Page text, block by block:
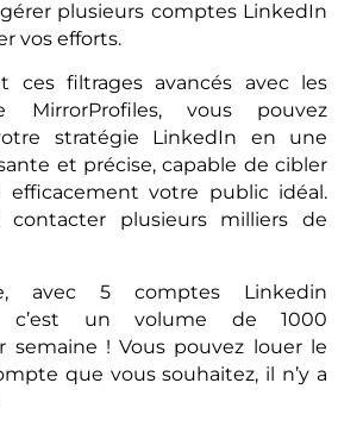
plusieurs comptes LinkedIn
vos efforts.
ces filtrages avancés avec les
MirrorProfiles, vous pouvez
stratégie LinkedIn en une
et précise, capable de cibler
efficacement votre public idéal.
contacter plusieurs milliers de
avec 5 comptes Linkedin
c’est un volume de 1000
semaine ! Vous pouvez louer le
que vous souhaitez, il n’y a